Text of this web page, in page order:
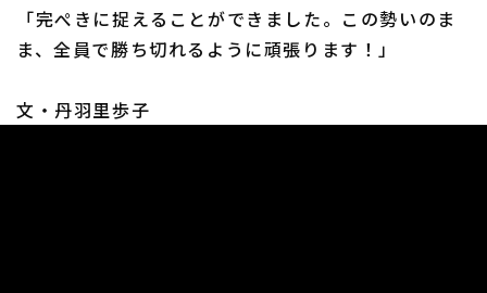
「完ぺきに捉えることができました。この勢いのま
ま、全員で勝ち切れるように頑張ります！」
文・丹羽里歩子